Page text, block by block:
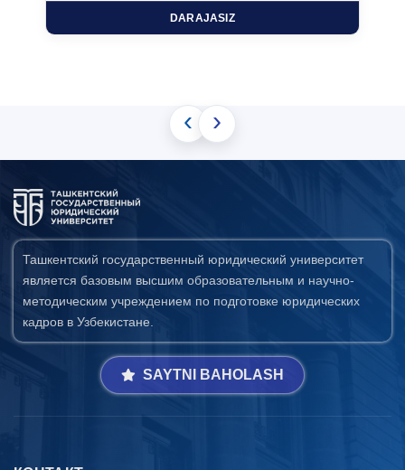
DARAJASIZ
‹ ›
Ташкентский государственный юридический университет
является базовым высшим образовательным и научно-
методическим учреждением по подготовке юридических
кадров в Узбекистане.
SAYTNI BAHOLASH